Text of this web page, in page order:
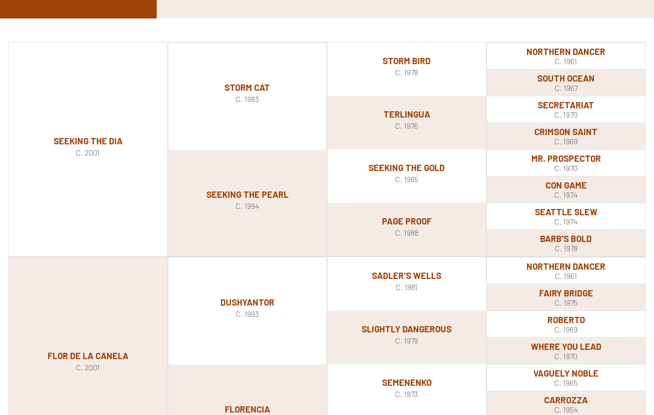
SEEKING THE DIA
C. 2001
STORM CAT
C. 1983
SEEKING THE PEARL
C. 1994
STORM BIRD
C. 1978
TERLINGUA
C. 1976
SEEKING THE GOLD
C. 1985
PAGE PROOF
C. 1988
NORTHERN DANCER
C. 1961
SOUTH OCEAN
C. 1967
SECRETARIAT
C. 1970
CRIMSON SAINT
C. 1969
MR. PROSPECTOR
C. 1970
CON GAME
C. 1974
SEATTLE SLEW
C. 1974
BARB'S BOLD
C. 1978
FLOR DE LA CANELA
C. 2001
DUSHYANTOR
C. 1993
FLORENCIA
SADLER'S WELLS
C. 1981
SLIGHTLY DANGEROUS
C. 1979
SEMENENKO
C. 1973
NORTHERN DANCER
C. 1961
FAIRY BRIDGE
C. 1975
ROBERTO
C. 1969
WHERE YOU LEAD
C. 1970
VAGUELY NOBLE
C. 1965
CARROZZA
C. 1954